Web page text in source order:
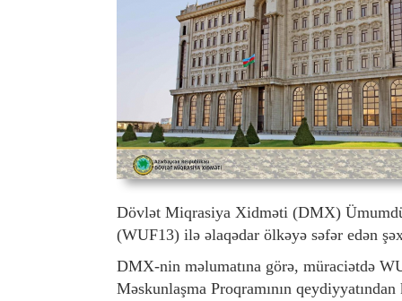
Dövlət Miqrasiya Xidməti (DMX)
(WUF13) ilə əlaqədar ölkəyə səfər edən
DMX-nin məlumatına görə, müraciətdə
Məskunlaşma Proqramının